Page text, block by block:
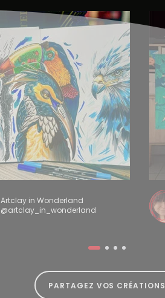
Artclay in Wonderland
@artclay_in_wonderland
PARTAGEZ VOS CRÉATIONS